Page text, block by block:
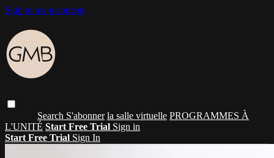
Skip to main content
Search S'abonner la salle virtuelle PROGRAMMES À
L'UNITÉ Start Free Trial Sign in
Start Free Trial Sign In